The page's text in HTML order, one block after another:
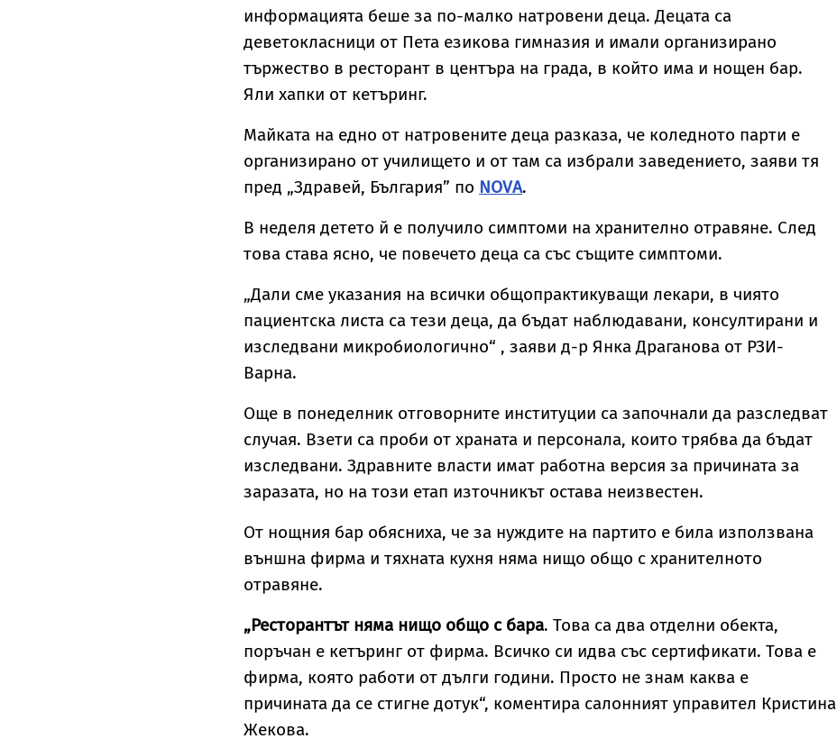
съм виждал
заболяването
информацията беше за по-малко натровени деца. Децата са
деветокласници от Пета езикова гимназия и имали организирано
тържество в ресторант в центъра на града, в който има и нощен бар.
Яли хапки от кетъринг.
Майката на едно от натровените деца разказа, че коледното парти е
организирано от училището и от там са избрали заведението, заяви тя
пред „Здравей, България” по NOVA.
В неделя детето й е получило симптоми на хранително отравяне. След
това става ясно, че повечето деца са със същите симптоми.
„Дали сме указания на всички общопрактикуващи лекари, в чиято
пациентска листа са тези деца, да бъдат наблюдавани, консултирани и
изследвани микробиологично“ , заяви д-р Янка Драганова от РЗИ-
Варна.
Още в понеделник отговорните институции са започнали да разследват
случая. Взети са проби от храната и персонала, които трябва да бъдат
изследвани. Здравните власти имат работна версия за причината за
заразата, но на този етап източникът остава неизвестен.
От нощния бар обясниха, че за нуждите на партито е била използвана
външна фирма и тяхната кухня няма нищо общо с хранителното
отравяне.
„Ресторантът няма нищо общо с бара. Това са два отделни обекта,
поръчан е кетъринг от фирма. Всичко си идва със сертификати. Това е
фирма, която работи от дълги години. Просто не знам каква е
причината да се стигне дотук“, коментира салонният управител Кристина
Жекова.